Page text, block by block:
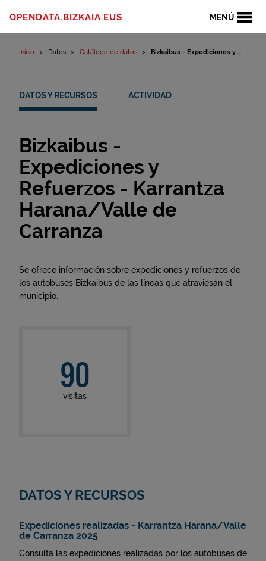
MENÚ
OPENDATA.BIZKAIA.EUS
Inicio Datos Catálogo de datos Bizkaibus - Expediciones y ...
DATOS Y RECURSOS ACTIVIDAD
Bizkaibus -
Expediciones y
Refuerzos - Karrantza
Harana/Valle de
Carranza
Se ofrece información sobre expediciones y refuerzos de
los autobuses Bizkaibus de las líneas que atraviesan el
municipio.
90
visitas
DATOS Y RECURSOS
Expediciones realizadas - Karrantza Harana/Valle
de Carranza 2025
Consulta las expediciones realizadas por los autobuses de